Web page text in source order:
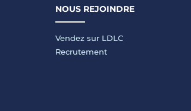
NOUS REJOINDRE
Vendez sur LDLC
Recrutement